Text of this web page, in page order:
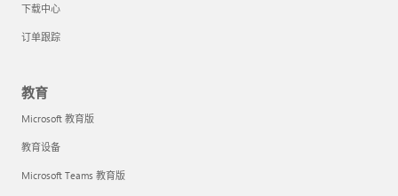
下载中心
订单跟踪
教育
Microsoft 教育版
教育设备
Microsoft Teams 教育版